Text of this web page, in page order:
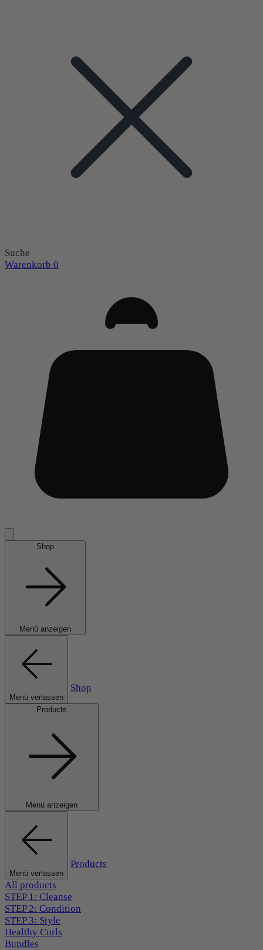
Suche
Warenkorb 0
Shop
Menü anzeigen
Menü verlassen
Shop
Products
Menü anzeigen
Menü verlassen
Products
All products
STEP 1: Cleanse
STEP 2: Condition
STEP 3: Style
Healthy Curls
Bundles